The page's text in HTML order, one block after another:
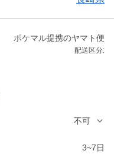
ポケマル提携のヤマト便
配送区分:
不可
3~7日